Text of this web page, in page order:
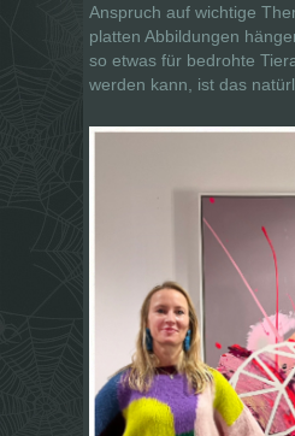
Anspruch auf wichtige
platten Abbildungen
so etwas für bedrohte
werden kann, ist das